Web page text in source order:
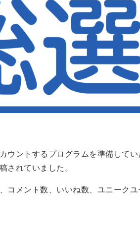
ウントするプログラムを準備して
されていました。
コメント数、いいね数、ユニーク